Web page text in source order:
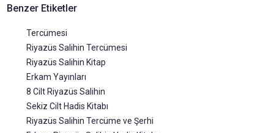
Benzer Etiketler
Tercümesi
Riyazüs Salihin Tercümesi
Riyazüs Salihin Kitap
Erkam Yayınları
8 Cilt Riyazüs Salihin
Sekiz Cilt Hadis Kitabı
Riyazüs Salihin Tercüme ve Şerhi